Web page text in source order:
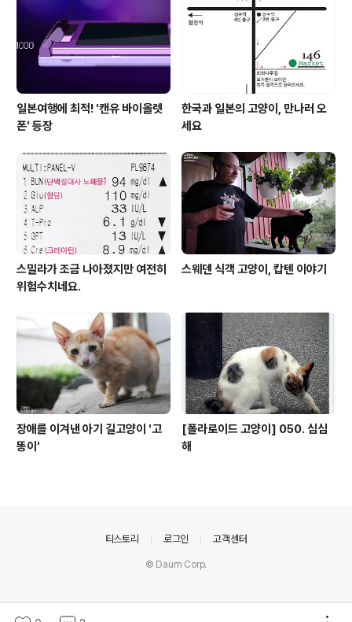
일본여행에 최적! '캔유 바이올렛
폰' 등장
한국과 일본의 고양이, 만나러 오
세요
스밀라가 조금 나아졌지만 여전히
위험수치네요.
스웨덴 식객 고양이, 캅텐 이야기
장애를 이겨낸 아기 길고양이 '고
똥이'
[폴라로이드 고양이] 050. 심심
해
티스토리 로그인 고객센터
© Daum Corp.